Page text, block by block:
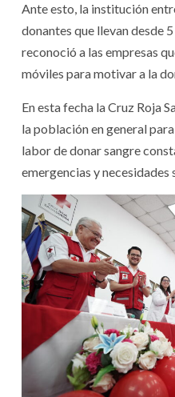
Ante esto, la institución
donantes que llevan desde
reconoció a las empresas
móviles para motivar a la
En esta fecha la Cruz Roja
la población en general
labor de donar sangre
emergencias y necesidades